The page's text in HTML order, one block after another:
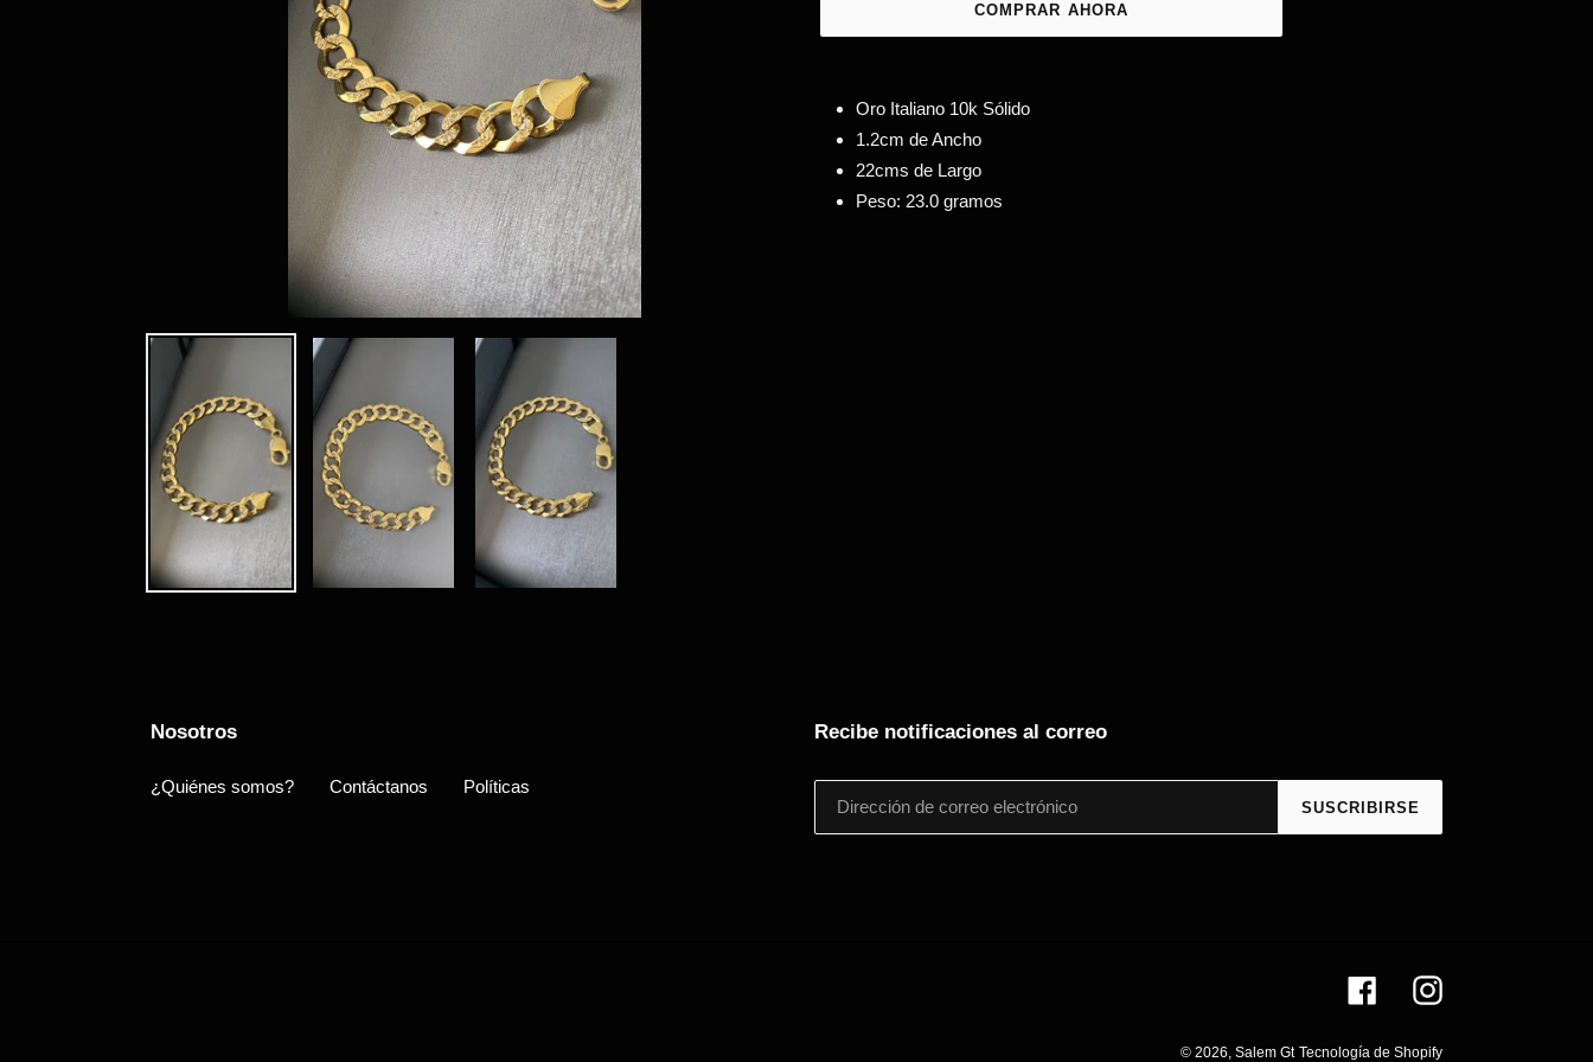
COMPRAR AHORA
carrito
Oro Italiano 10k Sólido
1.2cm de Ancho
22cms de Largo
Peso: 23.0 gramos
Nosotros
¿Quiénes somos? Contáctanos Políticas
Recibe notificaciones al correo
SUSCRIBIRSE
FacebookInstagram
© 2026, Salem Gt Tecnología de Shopify